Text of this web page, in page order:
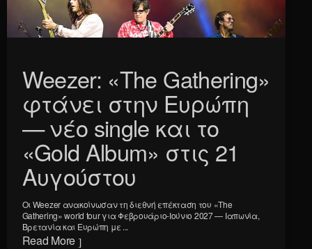
Weezer: «The Gathering»
φτάνει στην Ευρώπη
— νέο single και το
«Gold Album» στις 21
Αυγούστου
Οι Weezer ανακοίνωσαν τη διεθνή επέκταση του «The
Gathering» world tour για Φεβρουάριο-Ιούνιο 2027 — Ιαπωνία,
Βρετανία και Ευρώπη με ...
Read More